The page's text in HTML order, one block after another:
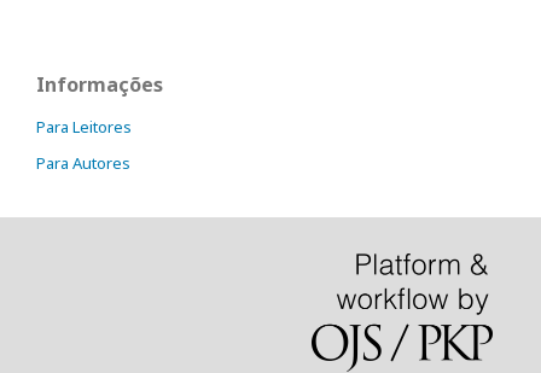
Informações
Para Leitores
Para Autores